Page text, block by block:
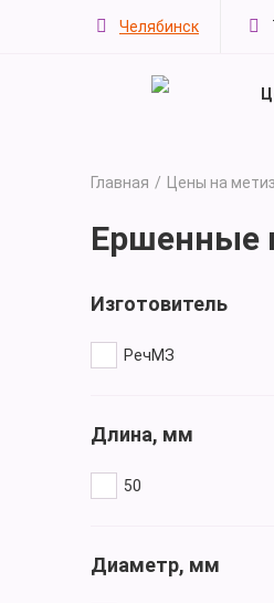
Челябинск
Главная Цены на
Ершенные
Изготовитель
РечМЗ
Длина, мм
50
Диаметр, мм